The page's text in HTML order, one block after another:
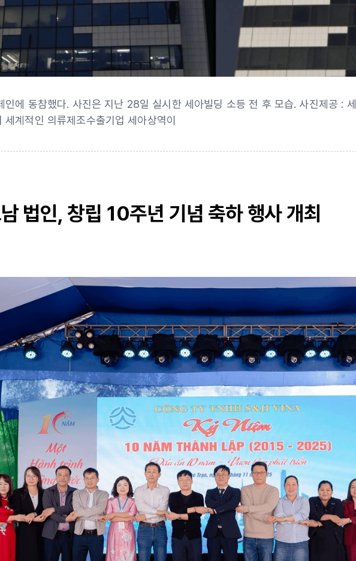
인에 동참했다. 사진은 지난 28일 실시한 세아빌딩 소등 전 후 모습. 사진제공 : 세
세계적인 의류제조수출기업 세아상역이
법인, 창립 10주년 기념 축하 행사 개최